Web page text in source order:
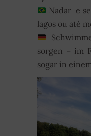
Nadar e
lagos ou até
sorgen – im
sogar in